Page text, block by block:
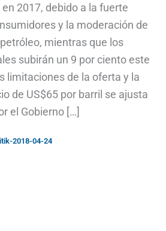
2017, debido a la fuerte
y la moderación de
mientras que los
subirán un 9 por ciento este
limitaciones de la oferta y la
de US$65 por barril se ajusta
el Gobierno […]
-2018-04-24